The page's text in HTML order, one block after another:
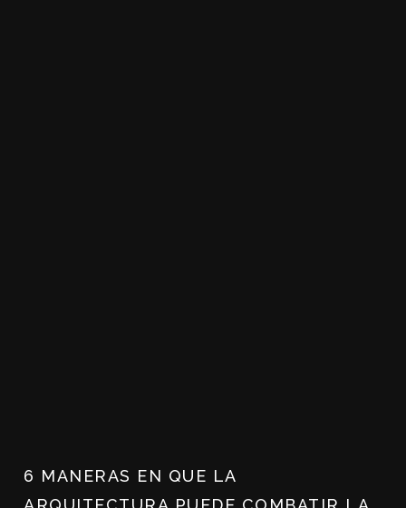
6 MANERAS EN QUE LA